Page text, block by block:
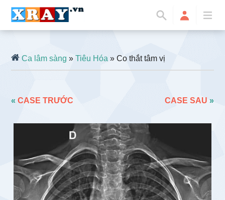
Ca lâm sàng »Tiêu Hóa » Co thắt tâm vị
«CASE TRƯỚC CASE SAU »